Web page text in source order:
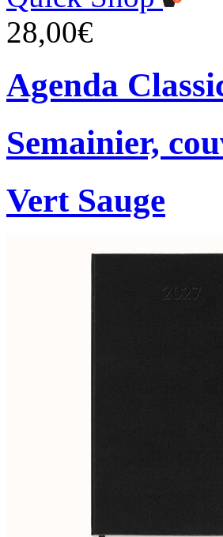
28,00€
Agenda
Semainier,
Vert Sauge